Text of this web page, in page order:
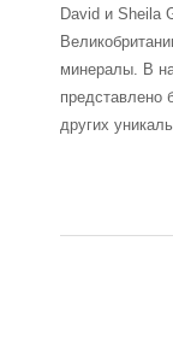
David и Sheila
минералы. В
представлено
других